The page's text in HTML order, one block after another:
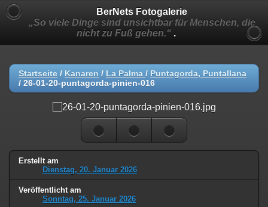
BerNets Fotogalerie
„So viele Dinge sind unsichtbar für Menschen, die
nicht zu Fuß gehen.“ .
Startseite / Kanaren / La Palma / Puntagorda, Puntallana
/ 26-01-20-puntagorda-pinien-016
Erstellt am
Dienstag, 20. Januar 2026
Veröffentlicht am
Sonntag, 25. Januar 2026